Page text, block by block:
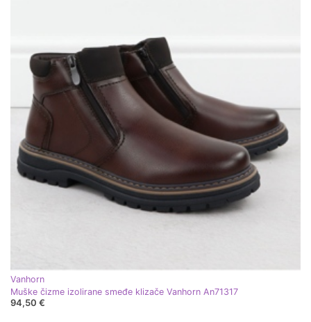
Vanhorn
Muške čizme izolirane smeđe klizače Vanhorn An71317
94,50 €